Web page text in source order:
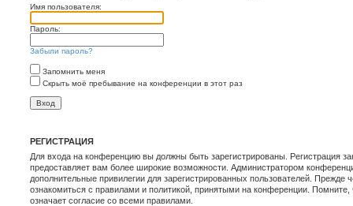
Имя пользователя:
Пароль:
Забыли пароль?
Запомнить меня
Скрыть моё пребывание на конференции в этот раз
РЕГИСТРАЦИЯ
Для входа на конференцию вы должны быть зарегистрированы. Регистрация
предоставляет вам более широкие возможности. Администратором
дополнительные привилегии для зарегистрированных пользователей. Прежде
ознакомиться с правилами и политикой, принятыми на конференции.
означает согласие со всеми правилами.